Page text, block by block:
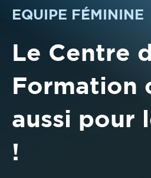
EQUIPE FÉMININE
Le Centre
Formation
aussi pour
!